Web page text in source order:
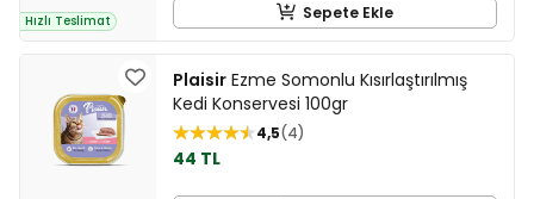
Hızlı Teslimat Sepete Ekle
Plaisir Ezme Somonlu Kısırlaştırılmış
Kedi Konservesi 100gr
4,5 4
44 TL